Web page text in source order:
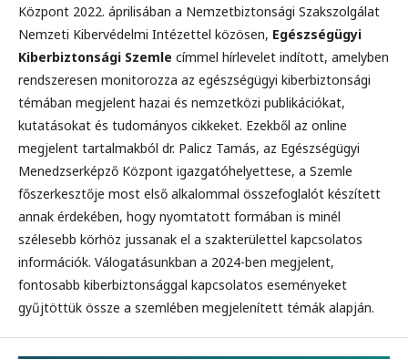
Központ 2022. áprilisában a Nemzetbiztonsági Szakszolgálat
Nemzeti Kibervédelmi Intézettel közösen, Egészségügyi
Kiberbiztonsági Szemle címmel hírlevelet indított, amelyben
rendszeresen monitorozza az egészségügyi kiberbiztonsági
témában megjelent hazai és nemzetközi publikációkat,
kutatásokat és tudományos cikkeket. Ezekből az online
megjelent tartalmakból dr. Palicz Tamás, az Egészségügyi
Menedzserképző Központ igazgatóhelyettese, a Szemle
főszerkesztője most első alkalommal összefoglalót készített
annak érdekében, hogy nyomtatott formában is minél
szélesebb körhöz jussanak el a szakterülettel kapcsolatos
információk. Válogatásunkban a 2024-ben megjelent,
fontosabb kiberbiztonsággal kapcsolatos eseményeket
gyűjtöttük össze a szemlében megjelenített témák alapján.